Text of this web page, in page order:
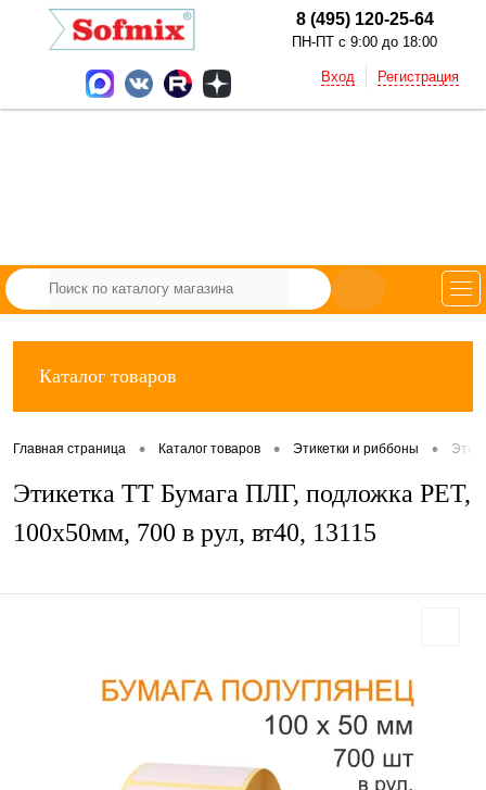
8 (495) 120-25-64
ПН-ПТ с 9:00 до 18:00
Вход Регистрация
Каталог товаров
Главная страница • Каталог товаров • Этикетки и риббоны •
Этикетка ТТ Бумага ПЛГ, подложка РЕТ,
100х50мм, 700 в рул, вт40, 13115